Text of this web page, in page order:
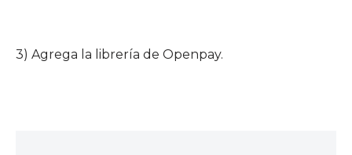
3) Agrega la librería de Openpay.